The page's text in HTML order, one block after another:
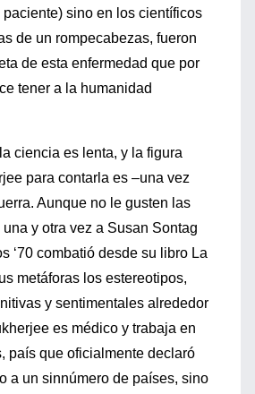
sino en los científicos
de un rompecabezas, fueron
de esta enfermedad que por
tener a la humanidad
ciencia es lenta, y la figura
para contarla es –una vez
Aunque no le gusten las
y otra vez a Susan Sontag
‘70 combatió desde su libro La
metáforas los estereotipos,
y sentimentales alrededor
es médico y trabaja en
país que oficialmente declaró
a un sinnúmero de países, sino